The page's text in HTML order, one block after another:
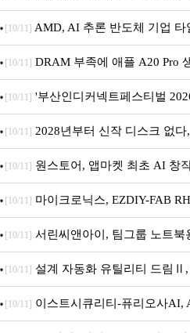
[10/11] AMD, AI 추론 반도체 기업 타
[10/11] DRAM 부족에 애플 A20 Pro
퍼 대기
[10/11] '부산인디커넥트페스티벌
개막... 22일간 진행
[10/11] 2028년부터 신작 디스크 없
문 추가
[10/11] 원스토어, 앱마켓 최초 AI 창
[10/11] 마이크로닉스, EZDIY-FAB
시
[10/11] 서린씨앤아이, 팀그룹 노트북
5600MHz 16GB 출시
[10/11] 설계 자동화 유틸리티 드림
무상 배포
[10/11] 이스트시큐리티-퓨리오사